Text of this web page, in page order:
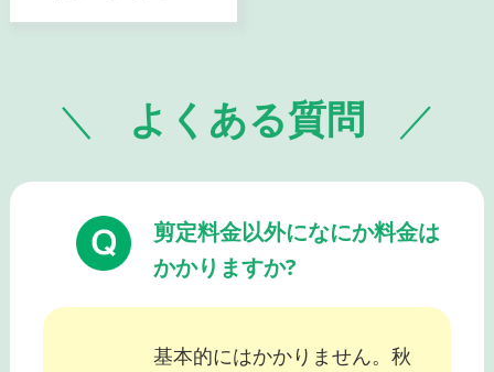
よくある質問
剪定料金以外になにか料金は
かかりますか?
基本的にはかかりません。秋